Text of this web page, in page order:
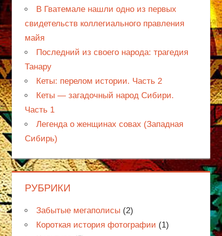
В Гватемале нашли одно из первых
свидетельств коллегиального правления
майя
Последний из своего народа: трагедия
Танару
Кеты: перелом истории. Часть 2
Кеты — загадочный народ Сибири.
Часть 1
Легенда о женщинах совах (Западная
Сибирь)
РУБРИКИ
Забытые мегаполисы (2)
Короткая история фотографии (1)